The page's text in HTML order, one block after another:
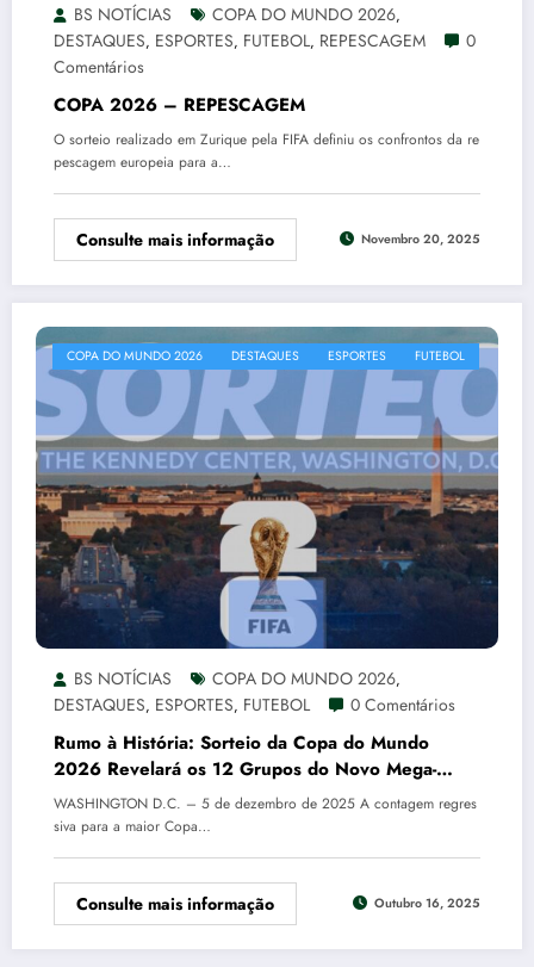
BS NOTÍCIAS COPA DO MUNDO 2026,
DESTAQUES, ESPORTES, FUTEBOL, REPESCAGEM
0
Comentários
COPA 2026 – REPESCAGEM
O sorteio realizado em Zurique pela FIFA definiu os confrontos da re
pescagem europeia para a…
Consulte mais informação Novembro 20, 2025
COPA DO MUNDO 2026 DESTAQUES ESPORTES FUTEBOL
BS NOTÍCIAS COPA DO MUNDO 2026,
DESTAQUES, ESPORTES, FUTEBOL 0 Comentários
Rumo à História: Sorteio da Copa do Mundo
2026 Revelará os 12 Grupos do Novo Mega-
Mundial
WASHINGTON D.C. – 5 de dezembro de 2025 A contagem regres
siva para a maior Copa…
Consulte mais informação Outubro 16, 2025